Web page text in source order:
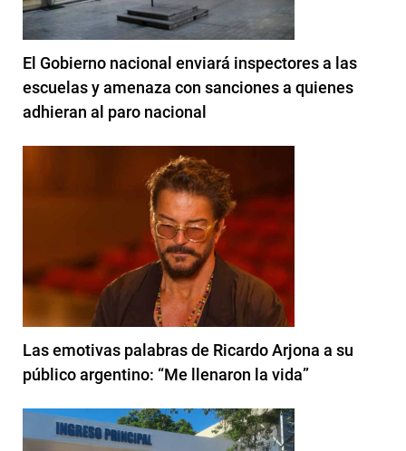
El Gobierno nacional enviará inspectores a las
escuelas y amenaza con sanciones a quienes
adhieran al paro nacional
Las emotivas palabras de Ricardo Arjona a su
público argentino: “Me llenaron la vida”